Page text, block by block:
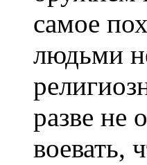
самое
людьми
разве не
воевать,